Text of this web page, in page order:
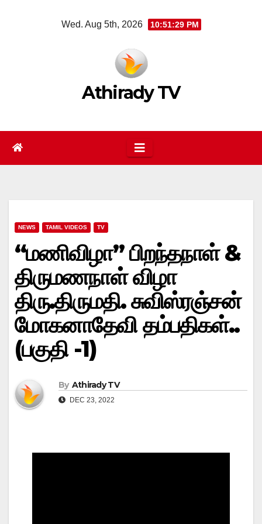
Wed. Aug 5th, 2026 10:51:30 PM
Athirady TV
NEWS TAMIL VIDEOS TV
“மணிவிழா” பிறந்தநாள் &
திருமணநாள் விழா
திரு.திருமதி. சுவிஸ்ரஞ்சன்
மோகனாதேவி தம்பதிகள்..
(பகுதி -1)
By Athirady TV
DEC 23, 2022